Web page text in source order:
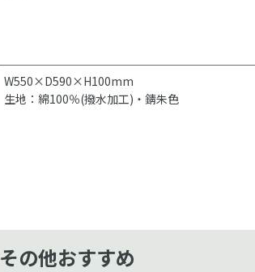
W550×D590×H100mm
生地：綿100％(撥水加工)・錆朱色
その他おすすめ